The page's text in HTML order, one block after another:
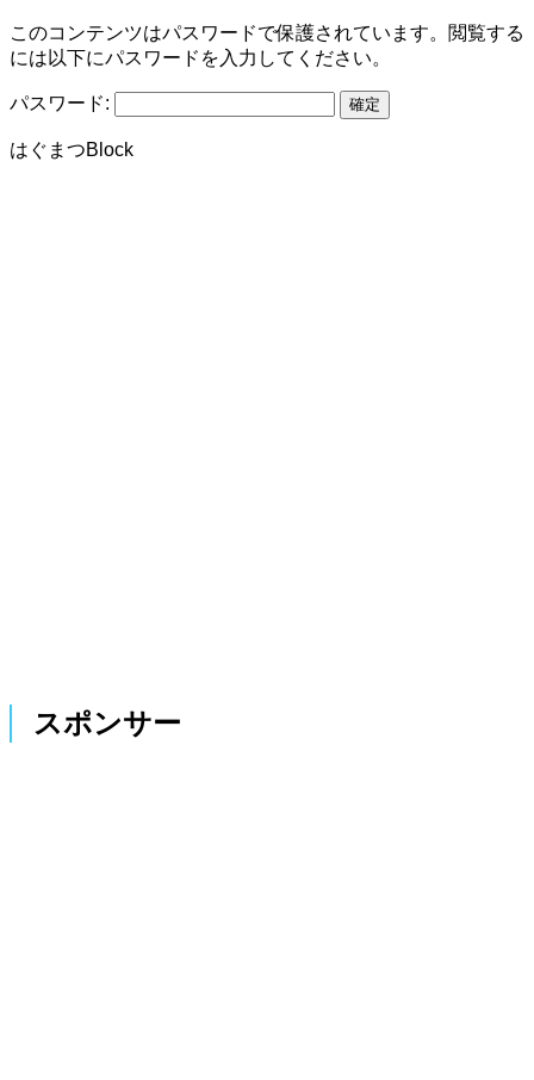
このコンテンツはパスワードで保護されています。閲覧する
には以下にパスワードを入力してください。
パスワード:
はぐまつBlock
スポンサー